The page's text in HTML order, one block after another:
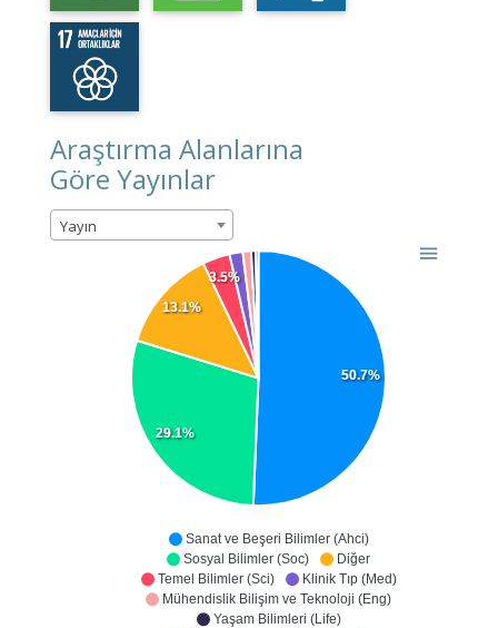
Araştırma Alanlarına
Göre Yayınlar
Yayın
Sanat ve Beşeri Bilimler (Ahci)
Sosyal Bilimler (Soc)
Diğer
Temel Bilimler (Sci)
Klinik Tıp (Med)
Mühendislik Bilişim ve Teknoloji (Eng)
Yaşam Bilimleri (Life)
50.7%
29.1%
13.1%
3.5%